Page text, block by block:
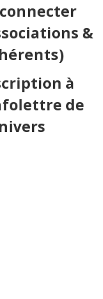
connecter
&
à
de